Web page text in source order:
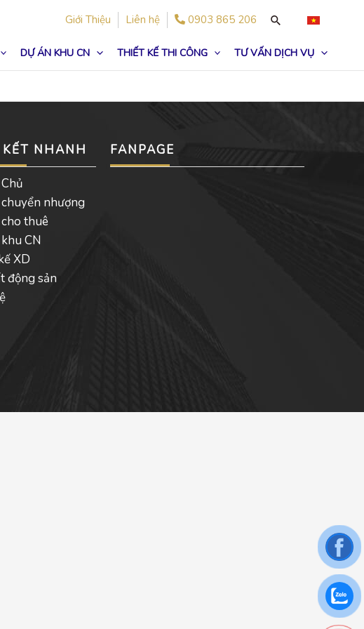
Giới Thiệu Liên hệ 0903 865 206
DỰ ÁN KHU CN THIẾT KẾ THI CÔNG TƯ VẤN DỊCH VỤ
NHANH
nhượng
thuê
CN
XD
động sản
FANPAGE